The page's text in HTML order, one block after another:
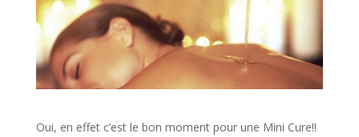
Oui, en effet c’est le bon moment pour une Mini Cure!!